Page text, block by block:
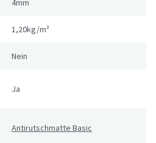
4mm
1,20kg/m²
Nein
Ja
Antirutschmatte Basic